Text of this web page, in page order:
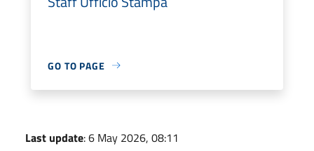
GO TO PAGE
Last update: 6 May 2026, 08:11